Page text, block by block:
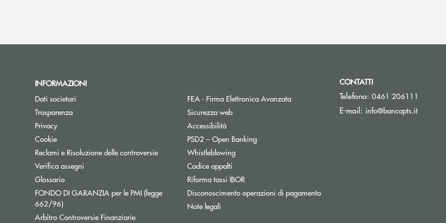
INFORMAZIONI
Dati societari
Trasparenza
PrivacyApre una nuova finestra
Cookie
Reclami e Risoluzione delle controversie
Verifica assegni
GlossarioApre una nuova finestra
FONDO DI GARANZIA per le PMI (legge
662/96)Apre una nuova finestra
Arbitro Controversie FinanziarieApre una nuova finestra
FEA - Firma Elettronica AvanzataApre una nuova finestra
Sicurezza web
Accessibilità
PSD2 – Open BankingApre una nuova finestra
Whistleblowing
Codice appalti
Riforma tassi IBORApre una nuova finestra
Disconoscimento operazioni di pagamentoApre una nuova finestra
Note legali
CONTATTI
Telefono: 0461 206111
E-mail: info@bancapts.it(si apre